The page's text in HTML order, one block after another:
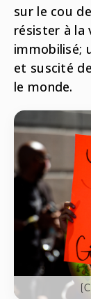
Politique
Française
Régions
Santé
Sciences
Société
Streaming
Théâtre
Biodiversité
sur le cou
résister à la
immobilisé;
et suscité
le monde.